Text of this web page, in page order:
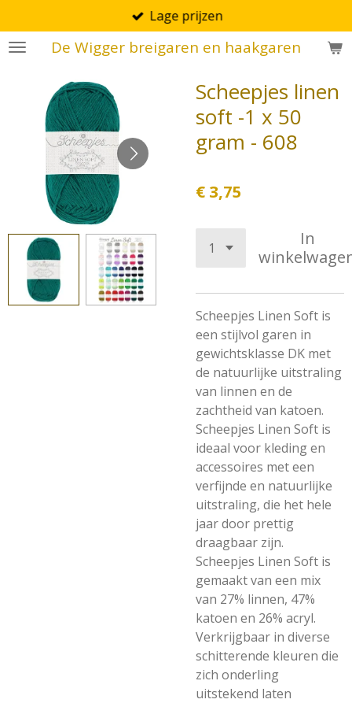
direct
naar
hoofdinhoud
De Wigger breigaren en haakgaren
Lage prijzen
Scheepjes linen
soft -1 x 50
gram - 608
€ 3,75
In
Scheepjes Linen Soft is
een stijlvol garen in
gewichtsklasse DK met
de natuurlijke uitstraling
van linnen en de
zachtheid van katoen.
Scheepjes Linen Soft is
ideaal voor kleding en
accessoires met een
verfijnde en natuurlijke
uitstraling, die het hele
jaar door prettig
draagbaar zijn.
Scheepjes Linen Soft is
gemaakt van een mix
van 27% linnen, 47%
katoen en 26% acryl.
Verkrijgbaar in diverse
schitterende kleuren die
zich onderling
uitstekend laten